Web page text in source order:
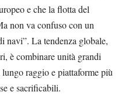
e che la flotta del
non va confuso con un
navi”. La tendenza globale,
è combinare unità grandi
raggio e piattaforme più
e sacrificabili.